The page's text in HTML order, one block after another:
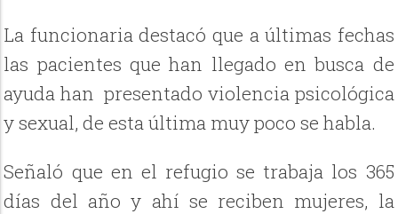
La funcionaria destacó que a últimas fechas
las pacientes que han llegado en busca de
ayuda han presentado violencia psicológica
y sexual, de esta última muy poco se habla.
Señaló que en el refugio se trabaja los 365
días del año y ahí se reciben mujeres, la